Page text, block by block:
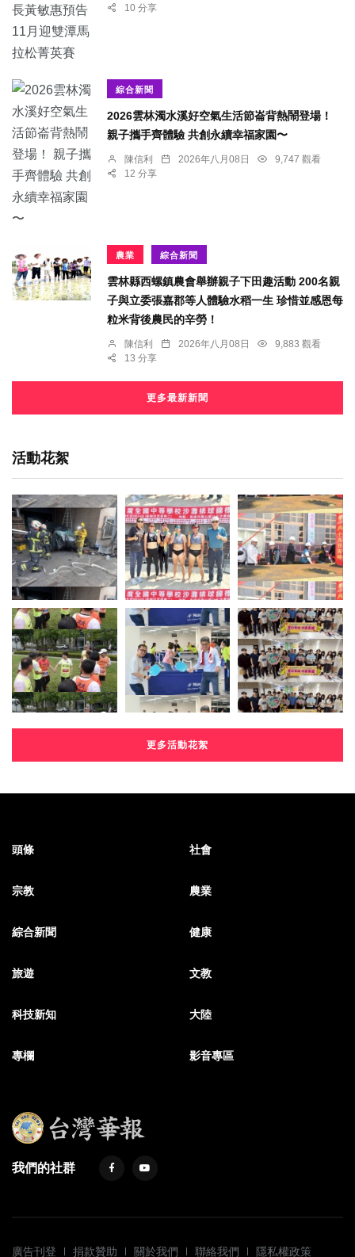
10 分享
綜合新聞
2026雲林濁水溪好空氣生活節崙背熱鬧登場！
親子攜手齊體驗 共創永續幸福家園〜
陳信利 2026年八月08日
9,747 觀看
12 分享
農業 綜合新聞
雲林縣西螺鎮農會舉辦親子下田趣活動 200名親
子與立委張嘉郡等人體驗水稻一生 珍惜並感恩每
粒米背後農民的辛勞！
陳信利 2026年八月08日
9,883 觀看
13 分享
更多最新新聞
活動花絮
更多活動花絮
頭條 社會
宗教 農業
綜合新聞 健康
旅遊 文教
科技新知 大陸
專欄 影音專區
我們的社群
廣告刊登 捐款贊助 關於我們 聯絡我們 隱私權政策